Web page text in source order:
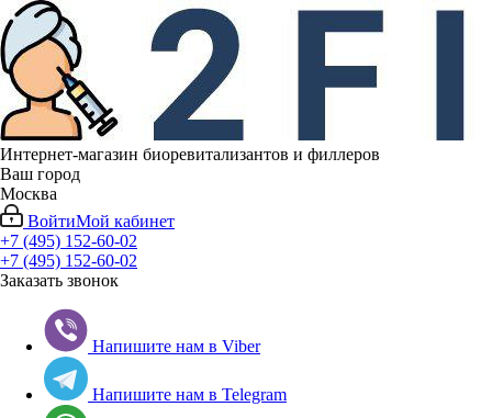
Интернет-магазин биоревитализантов и филлеров
Ваш город
Москва
ВойтиМой кабинет
+7 (495) 152-60-02
+7 (495) 152-60-02
Заказать звонок
Напишите нам в Viber
Напишите нам в Telegram